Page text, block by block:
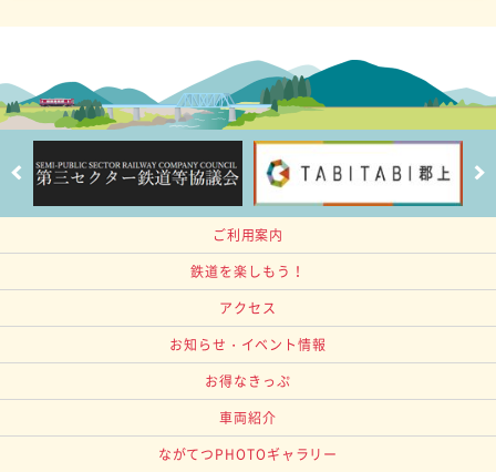
ご利用案内
鉄道を楽しもう！
アクセス
お知らせ・イベント情報
お得なきっぷ
車両紹介
ながてつPHOTOギャラリー